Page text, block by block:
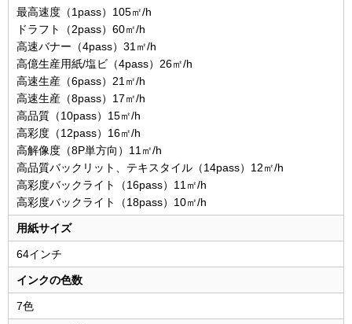
最高速度（1pass）105㎡/h
ドラフト（2pass）60㎡/h
高速バナー（4pass）31㎡/h
高億生産用紙/塩ビ（4pass）26㎡/h
高速生産（6pass）21㎡/h
高速生産（8pass）17㎡/h
高品質（10pass）15㎡/h
高彩度（12pass）16㎡/h
高解像度（8P単方向）11㎡/h
高品質バックリット、テキスタイル（14pass）12㎡/h
高彩度バックライト（16pass）11㎡/h
高彩度バックライト（18pass）10㎡/h
用紙サイズ
64インチ
インクの色数
7色